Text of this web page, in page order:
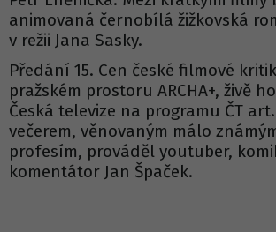
animovaná černobílá žižkovská
v režii Jana Sasky.
Předání 15. Cen české filmové
pražském prostoru ARCHA+, živě
Česká televize na programu ČT
večerem, věnovaným málo
profesím, prováděl youtuber,
komentátor Jan Špaček.